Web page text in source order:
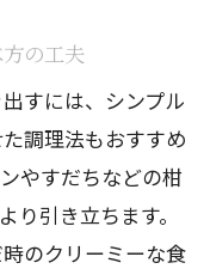
の工夫
すには、シンプル
調理法もおすすめ
やすだちなどの柑
り引き立ちます。
のクリーミーな食